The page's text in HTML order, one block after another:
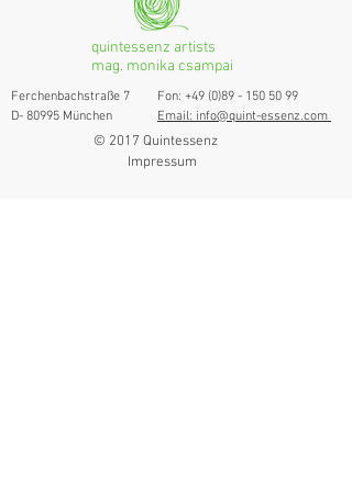
quintessenz artists
mag. monika csampai
Ferchenbachstraße 7
D- 80995 München
Fon: +49 (0)89 - 150 50 99
Email: info@quint-essenz.com
© 2017 Quintessenz
Impressum